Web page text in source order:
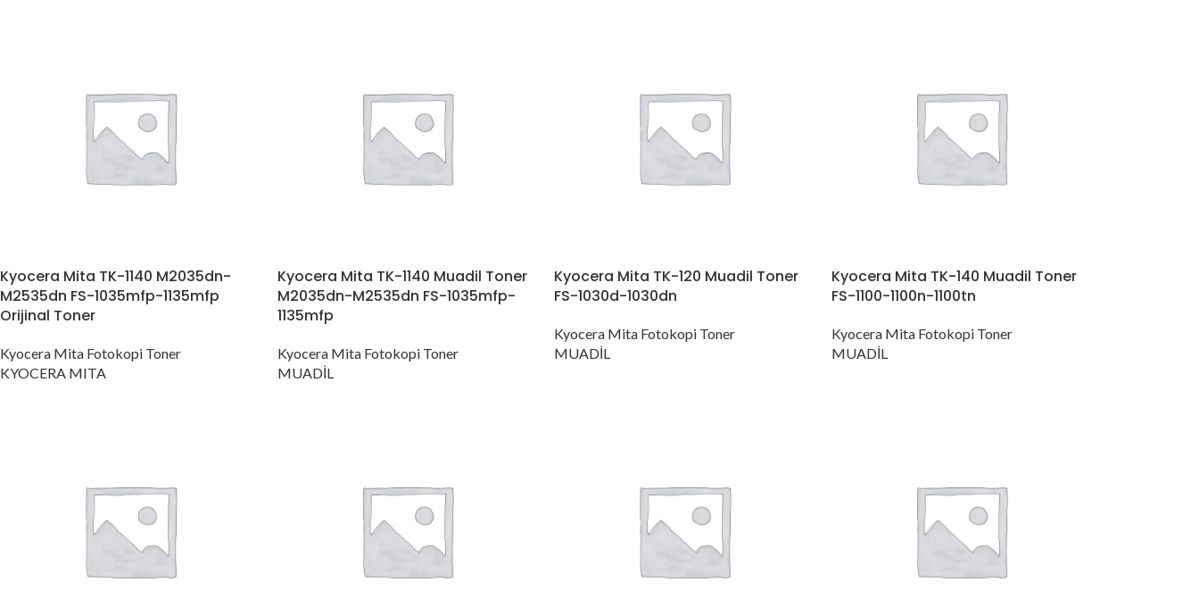
Kyocera Mita TK-1140 M2035dn-
M2535dn FS-1035mfp-1135mfp
Orijinal Toner
Kyocera Mita Fotokopi Toner
KYOCERA MITA
Kyocera Mita TK-1140 Muadil Toner
M2035dn-M2535dn FS-1035mfp-
1135mfp
Kyocera Mita Fotokopi Toner
MUADİL
Kyocera Mita TK-120 Muadil Toner
FS-1030d-1030dn
Kyocera Mita Fotokopi Toner
MUADİL
Kyocera Mita TK-140 Muadil Toner
FS-1100-1100n-1100tn
Kyocera Mita Fotokopi Toner
MUADİL